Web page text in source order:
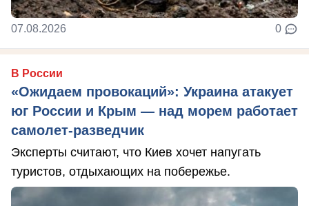
07.08.2026 0
В России
«Ожидаем провокаций»: Украина атакует
юг России и Крым — над морем работает
самолет-разведчик
Эксперты считают, что Киев хочет напугать
туристов, отдыхающих на побережье.